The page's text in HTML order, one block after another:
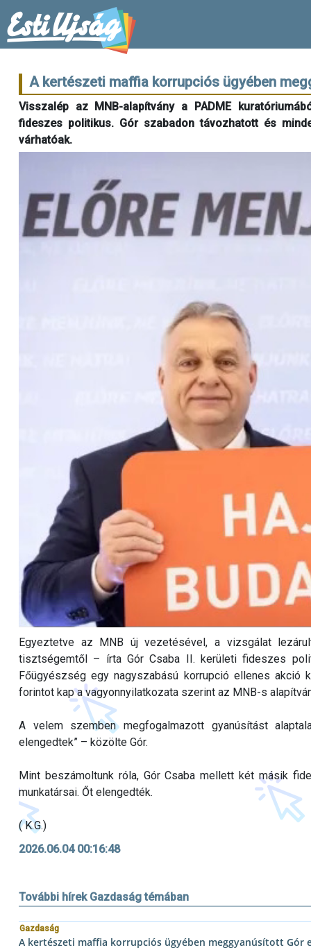
A kertészeti maffia korrupciós ügyében
Visszalép az MNB-alapítvány a PADME
fideszes politikus. Gór szabadon távozhatott és
várhatóak.
Egyeztetve az MNB új vezetésével, a vizsgálat
tisztségemtől – írta Gór Csaba II. kerületi fideszes
Főügyészség egy nagyszabású korrupció ellenes
forintot kap a vagyonnyilatkozata szerint az MNB-s
A velem szemben megfogalmazott gyanúsítást
elengedtek” – közölte Gór.
Mint beszámoltunk róla, Gór Csaba mellett két másik
munkatársai. Őt elengedték.
( K.G.)
2026.06.04 00:16:48
További hírek Gazdaság témában
Gazdaság
A kertészeti maffia korrupciós ügyében meggyanúsított Gór